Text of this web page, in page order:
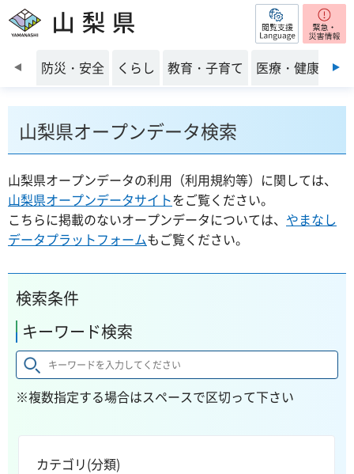
山梨県 閲覧支援
前のスライドを表示
防災・安全 くらし 教育・子育て 医療・健康・福
山梨県オープンデータ検索
山梨県オープンデータの利用（利用規約等）に関しては、
山梨県オープンデータサイトをご覧ください。
こちらに掲載のないオープンデータについては、 やまなし
データプラットフォームもご覧ください。
検索条件
キーワード検索
※複数指定する場合はスペースで区切って下さい
カテゴリ(分類)